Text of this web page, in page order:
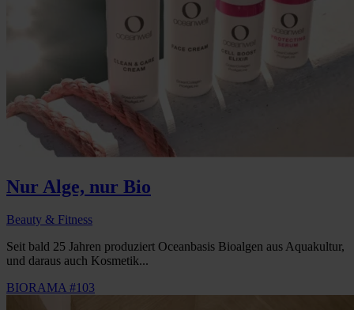
Nur Alge, nur Bio
Beauty & Fitness
Seit bald 25 Jahren produziert Oceanbasis Bioalgen aus Aquakultur,
und daraus auch Kosmetik...
BIORAMA #103